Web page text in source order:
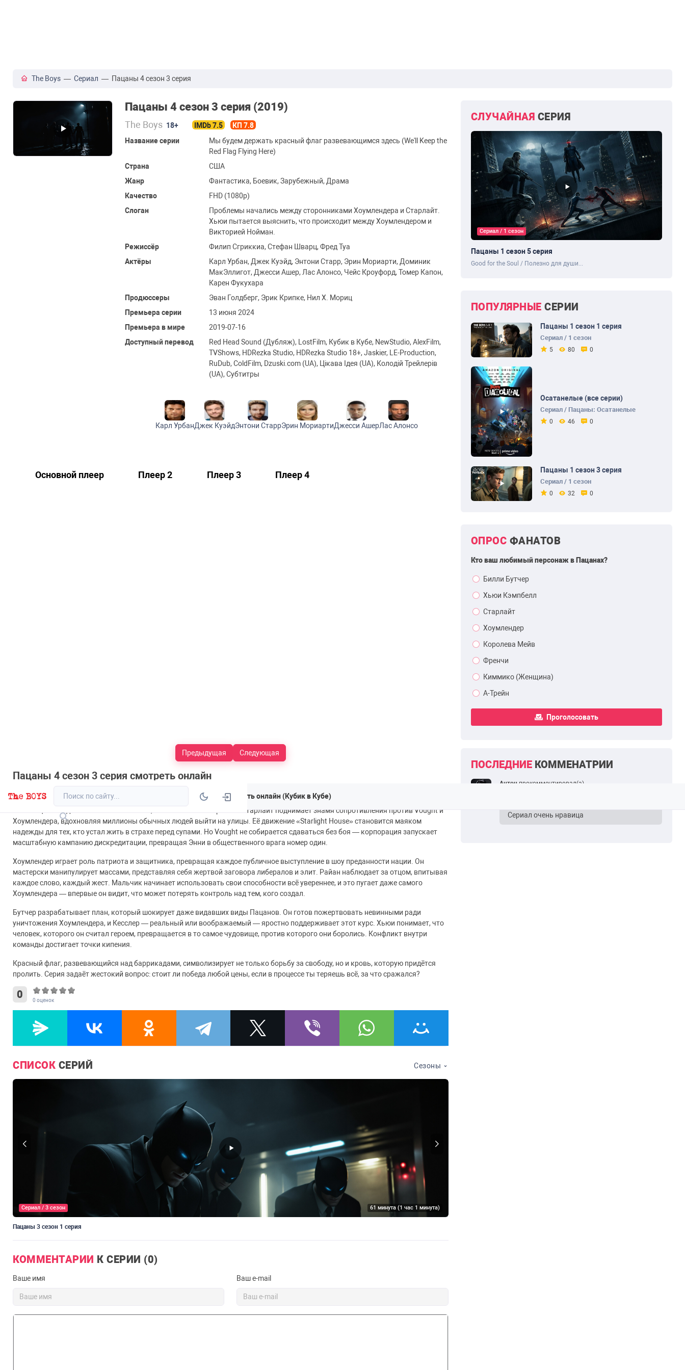
Сезоны Актеры Смотреть онлайн (Кубик в Кубе)
The Boys —Сериал — Пацаны 4 сезон 3 серия
Пацаны 4 сезон 3 серия (2019)
The Boys 18+ IMDb 7.5
КП 7.8
Название серии
Мы будем держать красный флаг развевающимся здесь (We'll Keep the
Red Flag Flying Here)
Страна
США
Жанр
Фантастика, Боевик, Зарубежный, Драма
Качество
FHD (1080p)
Слоган
Проблемы начались между сторонниками Хоумлендера и Старлайт.
Хьюи пытается выяснить, что происходит между Хоумлендером и
Викторией Нойман.
Режиссёр
Филип Сгриккиа, Стефан Шварц, Фред Туа
Актёры
Карл Урбан, Джек Куэйд, Энтони Старр, Эрин Мориарти, Доминик
МакЭллигот, Джесси Ашер, Лас Алонсо, Чейс Кроуфорд, Томер Капон,
Карен Фукухара
Продюссеры
Эван Голдберг, Эрик Крипке, Нил Х. Мориц
Премьера серии
13 июня 2024
Премьера в мире
2019-07-16
Доступный перевод
Red Head Sound (Дубляж), LostFilm, Кубик в Кубе, NewStudio, AlexFilm,
TVShows, HDRezka Studio, HDRezka Studio 18+, Jaskier, LE-Production,
RuDub, ColdFilm, Dzuski.com (UA), Цікава Ідея (UA), Колодiй Трейлерiв
(UA), Субтитры
Карл УрбанДжек КуэйдЭнтони СтаррЭрин МориартиДжесси АшерЛас Алонсо
Основной плеер Плеер 2 Плеер 3 Плеер 4
Предыдущая Следующая
Пацаны 4 сезон 3 серия смотреть онлайн
11 20 ноябрь 2025, 18:22
Революция всегда начинается с символа, а заканчивается кровью. Старлайт поднимает знамя сопротивления против Vought и
Хоумлендера, вдохновляя миллионы обычных людей выйти на улицы. Её движение «Starlight House» становится маяком
надежды для тех, кто устал жить в страхе перед супами. Но Vought не собирается сдаваться без боя — корпорация запускает
масштабную кампанию дискредитации, превращая Энни в общественного врага номер один.
Хоумлендер играет роль патриота и защитника, превращая каждое публичное выступление в шоу преданности нации. Он
мастерски манипулирует массами, представляя себя жертвой заговора либералов и элит. Райан наблюдает за отцом, впитывая
каждое слово, каждый жест. Мальчик начинает использовать свои способности всё увереннее, и это пугает даже самого
Хоумлендера — впервые он видит, что может потерять контроль над тем, кого создал.
Бутчер разрабатывает план, который шокирует даже видавших виды Пацанов. Он готов пожертвовать невинными ради
уничтожения Хоумлендера, и Кесслер — реальный или воображаемый — яростно поддерживает этот курс. Хьюи понимает, что
человек, которого он считал героем, превращается в то самое чудовище, против которого они боролись. Конфликт внутри
команды достигает точки кипения.
Красный флаг, развевающийся над баррикадами, символизирует не только борьбу за свободу, но и кровь, которую придётся
пролить. Серия задаёт жестокий вопрос: стоит ли победа любой цены, если в процессе ты теряешь всё, за что сражался?
0 0 оценок
СПИСОК СЕРИЙ Сезоны
61 минута (1 час 1 минута)
Сериал / 3 сезон
Пацаны 3 сезон 1 серия
КОММЕНТАРИИ К СЕРИИ (0)
Ваше имя Ваш e-mail
СЛУЧАЙНАЯ СЕРИЯ
Сериал / 1 сезон
Пацаны 1 сезон 5 серия
Good for the Soul / Полезно для души...
ПОПУЛЯРНЫЕ СЕРИИ
Пацаны 1 сезон 1 серия
Сериал / 1 сезон
5 80 0
Осатанелые (все серии)
Сериал / Пацаны: Осатанелые
0 46 0
Пацаны 1 сезон 3 серия
Сериал / 1 сезон
0 32 0
ОПРОС ФАНАТОВ
Кто ваш любимый персонаж в Пацанах?
Билли Бутчер
Хьюи Кэмпбелл
Старлайт
Хоумлендер
Королева Мейв
Френчи
Киммико (Женщина)
А-Трейн
Проголосовать
ПОСЛЕДНИЕКОММЕНАТРИИ
Антонпрокомментировал(а)
Сериал очень нравица